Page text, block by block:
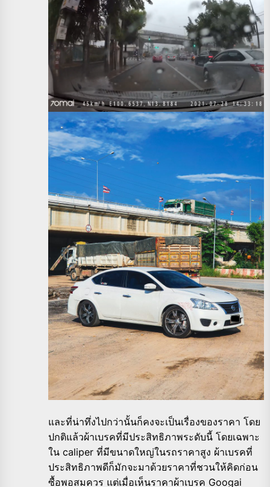
และที่น่าทึ่งไปกว่านั้นก็คงจะเป็นเรื่องของราคา โดย
ปกติแล้วผ้าเบรคที่มีประสิทธิภาพระดับนี้ โดยเฉพาะ
ใน caliper ที่มีขนาดใหญ่ในรถราคาสูง ผ้าเบรคที่
ประสิทธิภาพดีก็มักจะมาด้วยราคาที่ชวนให้คิดก่อน
ซื้อพอสมควร แต่เมื่อเห็นราคาผ้าเบรค Googai